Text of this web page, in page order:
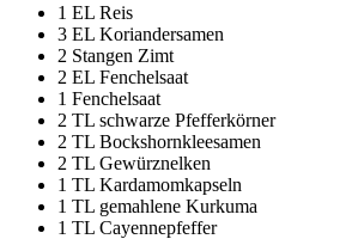
1 EL Reis
3 EL Koriandersamen
2 Stangen Zimt
2 EL Fenchelsaat
1 Fenchelsaat
2 TL schwarze Pfefferkörner
2 TL Bockshornkleesamen
2 TL Gewürznelken
1 TL Kardamomkapseln
1 TL gemahlene Kurkuma
1 TL Cayennepfeffer